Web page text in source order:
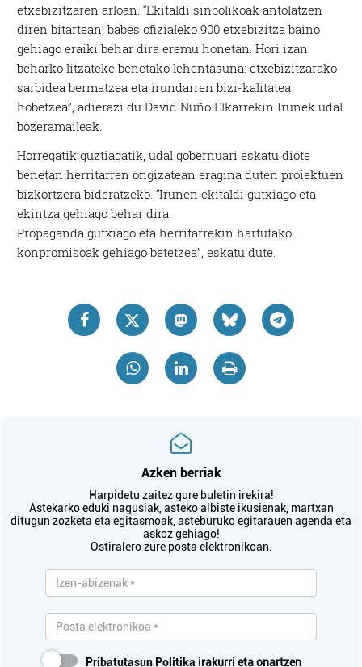
etxebizitzaren arloan. “Ekitaldi sinbolikoak antolatzen
diren bitartean, babes ofizialeko 900 etxebizitza baino
gehiago eraiki behar dira eremu honetan. Hori izan
beharko litzateke benetako lehentasuna: etxebizitzarako
sarbidea bermatzea eta irundarren bizi-kalitatea
hobetzea”, adierazi du David Nuño Elkarrekin Irunek udal
bozeramaileak.
Horregatik guztiagatik, udal gobernuari eskatu diote
benetan herritarren ongizatean eragina duten proiektuen
bizkortzera bideratzeko. “Irunen ekitaldi gutxiago eta
ekintza gehiago behar dira.
Propaganda gutxiago eta herritarrekin hartutako
konpromisoak gehiago betetzea”, eskatu dute.
Azken berriak
Harpidetu zaitez gure buletin irekira!
Astekarko eduki nagusiak, asteko albiste ikusienak, martxan
ditugun zozketa eta egitasmoak, asteburuko egitarauen agenda eta
askoz gehiago!
Ostiralero zure posta elektronikoan.
Pribatutasun Politika irakurri eta onartzen